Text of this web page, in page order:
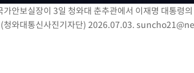
무즈 통제권' 수용할까
정 전력 위해 불가피"
안보실장이 3일 청와대 춘추관에서 이재명 대통령
청와대통신사진기자단) 2026.07.03.